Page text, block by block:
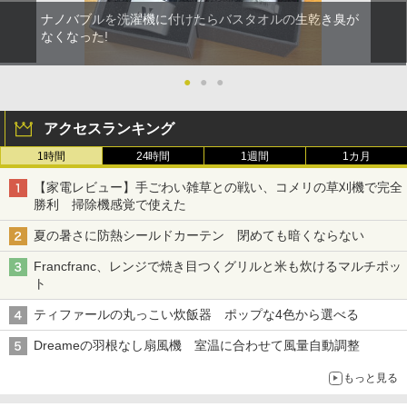
ナノバブルを洗濯機に付けたらバスタオルの生乾き臭が
なくなった!
● ● ●
アクセスランキング
1時間 24時間 1週間 1カ月
【家電レビュー】手ごわい雑草との戦い、コメリの草刈機で完全
勝利 掃除機感覚で使えた
夏の暑さに防熱シールドカーテン 閉めても暗くならない
Francfranc、レンジで焼き目つくグリルと米も炊けるマルチポッ
ト
ティファールの丸っこい炊飯器 ポップな4色から選べる
Dreameの羽根なし扇風機 室温に合わせて風量自動調整
もっと見る